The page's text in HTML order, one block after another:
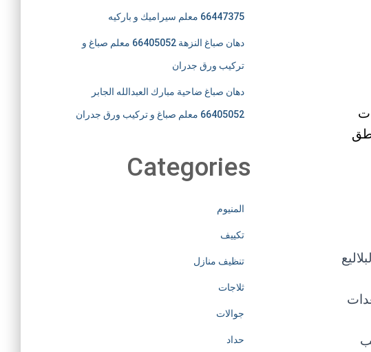
66447375 معلم سيراميك و باركيه
دهان صباغ النزهة 66405052 معلم صباغ و
تركيب ورق جدران
دهان صباغ ضاحية مبارك العبدالله الجابر
66405052 معلم صباغ و تركيب ورق جدران
Categories
المنيوم
تكييف
تنظيف منازل
ثلاجات
جوالات
حداد